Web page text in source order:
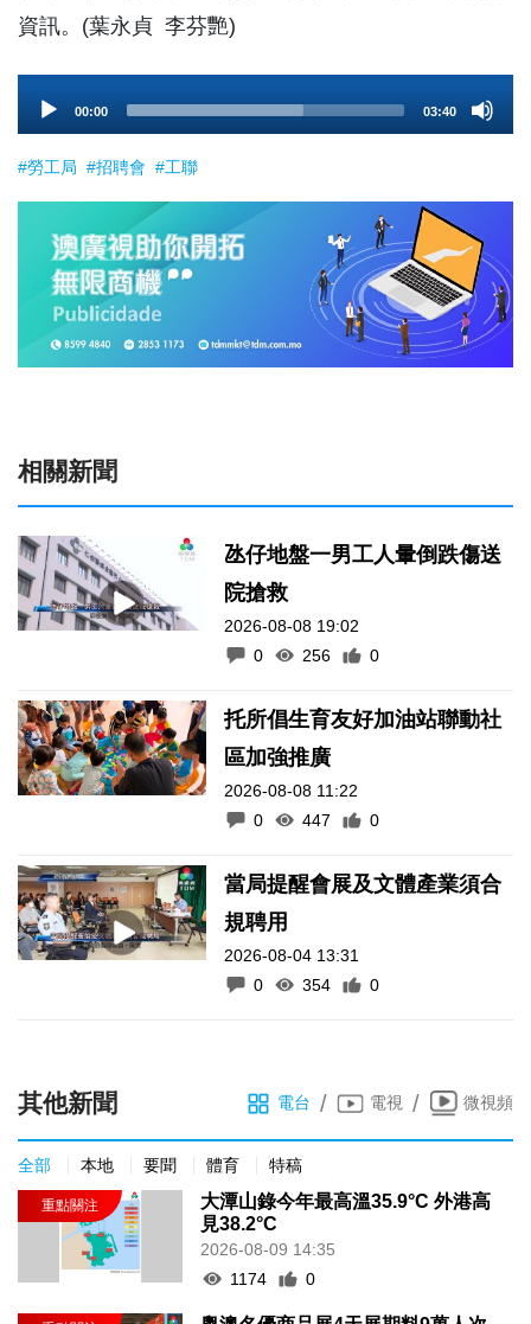
資訊。(葉永貞 李芬艷)
Player
00:00 03:40
#勞工局 #招聘會 #工聯
相關新聞
氹仔地盤一男工人暈倒跌傷送
院搶救
2026-08-08 19:02
0
256 0
托所倡生育友好加油站聯動社
區加強推廣
2026-08-08 11:22
0
447 0
當局提醒會展及文體產業須合
規聘用
2026-08-04 13:31
0
354 0
其他新聞 電台 / 電視 / 微視頻
全部 本地 要聞 體育 特稿
大潭山錄今年最高溫35.9°C 外港高
見38.2°C
2026-08-09 14:35
1174
0